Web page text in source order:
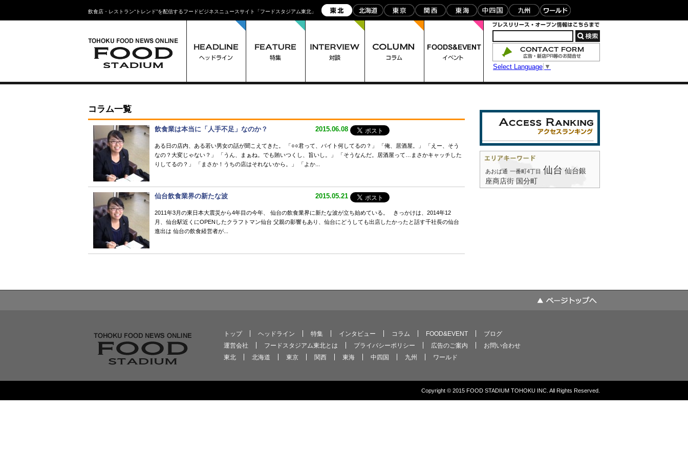
飲食店・レストラン“トレンド”を配信するフードビジネスニュースサイト「フードスタジアム東北」
Select Language ▼
コラム一覧
飲食業は本当に「人手不足」なのか？ 2015.06.08
ある日の店内、ある若い男女の話が聞こえてきた。 「○○君って、バイト何してるの？」 「俺、居酒屋。」 「えー、そう
なの？大変じゃない？」 「うん、まぁね。でも賄いつくし、旨いし。」 「そうなんだ。居酒屋って…まさかキャッチした
りしてるの？」 「まさか！うちの店はそれないから。」 「よか...
仙台飲食業界の新たな波 2015.05.21
2011年3月の東日本大震災から4年目の今年、 仙台の飲食業界に新たな波が立ち始めている。 きっかけは、2014年12
月、仙台駅近くにOPENしたクラフトマン仙台 父親の影響もあり、仙台にどうしても出店したかったと話す千社長の仙台
進出は 仙台の飲食経営者が...
あおば通 一番町4丁目 仙台 仙台銀
座商店街 国分町
トップ ヘッドライン 特集 インタビュー コラム FOOD&EVENT
ブログ
運営会社
フードスタジアム東北とは プライバシーポリシー 広告のご案内
お問い合わせ
東北
北海道 東京 関西 東海 中四国 九州 ワールド
Copyright © 2015 FOOD STADIUM TOHOKU INC. All Rights Reserved.